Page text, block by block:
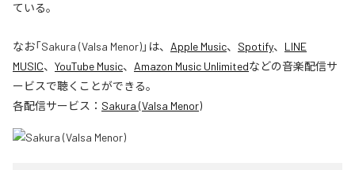
ている。
なお「Sakura (Valsa Menor)」は、 Apple Music、 Spotify、 LINE
MUSIC、 YouTube Music、 Amazon Music Unlimitedなどの音楽配信サ
ービスで聴くことができる。
各配信サービス： Sakura (Valsa Menor)